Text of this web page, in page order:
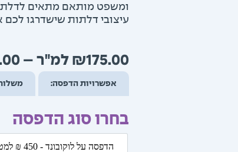
ומשפט מותאם מתאים
עיצובי דלתות שישדרגו
₪175.00
–
אפשרויות הדפסה:
בחרו סוג הדפסה
הדפסה על לוקובונד - 450 ₪ למטר
כמות